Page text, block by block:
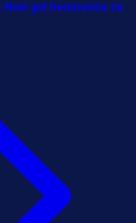
Novi gol Demirovića za